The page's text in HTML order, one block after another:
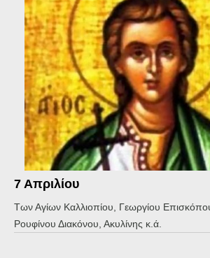
7 Απριλίου
Των Αγίων Καλλιοπίου, Γεωργίου
Ρουφίνου Διακόνου, Ακυλίνης κ.ά.